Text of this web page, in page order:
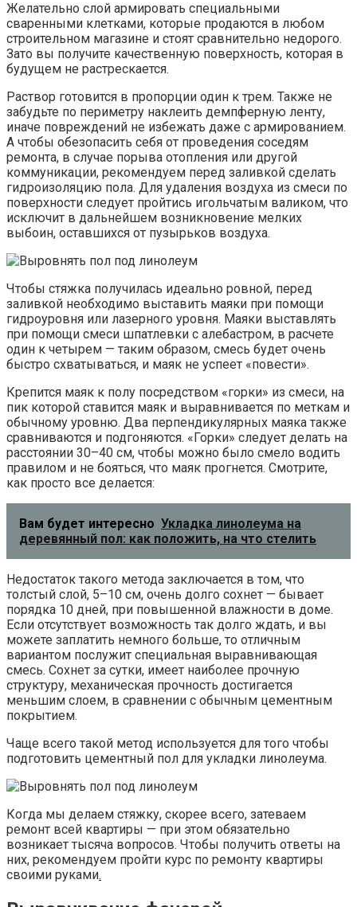
Желательно слой армировать специальными
сваренными клетками, которые продаются в любом
строительном магазине и стоят сравнительно недорого.
Зато вы получите качественную поверхность, которая в
будущем не растрескается.
Раствор готовится в пропорции один к трем. Также не
забудьте по периметру наклеить демпферную ленту,
иначе повреждений не избежать даже с армированием.
А чтобы обезопасить себя от проведения соседям
ремонта, в случае порыва отопления или другой
коммуникации, рекомендуем перед заливкой сделать
гидроизоляцию пола. Для удаления воздуха из смеси по
поверхности следует пройтись игольчатым валиком, что
исключит в дальнейшем возникновение мелких
выбоин, оставшихся от пузырьков воздуха.
Чтобы стяжка получилась идеально ровной, перед
заливкой необходимо выставить маяки при помощи
гидроуровня или лазерного уровня. Маяки выставлять
при помощи смеси шпатлевки с алебастром, в расчете
один к четырем — таким образом, смесь будет очень
быстро схватываться, и маяк не успеет «повести».
Крепится маяк к полу посредством «горки» из смеси, на
пик которой ставится маяк и выравнивается по меткам и
обычному уровню. Два перпендикулярных маяка также
сравниваются и подгоняются. «Горки» следует делать на
расстоянии 30–40 см, чтобы можно было смело водить
правилом и не бояться, что маяк прогнется. Смотрите,
как просто все делается:
Вам будет интересно Укладка линолеума на
деревянный пол: как положить, на что стелить
Недостаток такого метода заключается в том, что
толстый слой, 5–10 см, очень долго сохнет — бывает
порядка 10 дней, при повышенной влажности в доме.
Если отсутствует возможность так долго ждать, и вы
можете заплатить немного больше, то отличным
вариантом послужит специальная выравнивающая
смесь. Сохнет за сутки, имеет наиболее прочную
структуру, механическая прочность достигается
меньшим слоем, в сравнении с обычным цементным
покрытием.
Чаще всего такой метод используется для того чтобы
подготовить цементный пол для укладки линолеума.
Когда мы делаем стяжку, скорее всего, затеваем
ремонт всей квартиры — при этом обязательно
возникает тысяча вопросов. Чтобы получить ответы на
них, рекомендуем пройти курс по ремонту квартиры
своими руками.